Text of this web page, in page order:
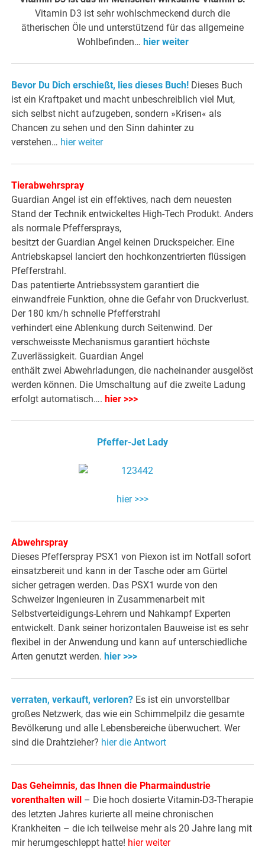
Vitamin D3 ist sehr wohlschmeckend durch die
ätherischen Öle und unterstützend für das allgemeine
Wohlbefinden… hier weiter
Bevor Du Dich erschießt, lies dieses Buch! Dieses Buch
ist ein Kraftpaket und macht unbeschreiblich viel Mut,
sich selbst nicht aufzugeben, sondern »Krisen« als
Chancen zu sehen und den Sinn dahinter zu
verstehen… hier weiter
Tierabwehrspray
Guardian Angel ist ein effektives, nach dem neuesten
Stand der Technik entwickeltes High-Tech Produkt. Anders
als normale Pfeffersprays,
besitzt der Guardian Angel keinen Druckspeicher. Eine
Antriebskapsel lanciert den hochkonzentrierten flüssigen
Pfefferstrahl.
Das patentierte Antriebssystem garantiert die
einwandfreie Funktion, ohne die Gefahr von Druckverlust.
Der 180 km/h schnelle Pfefferstrahl
verhindert eine Ablenkung durch Seitenwind. Der
verschweisste Mechanismus garantiert höchste
Zuverlässigkeit. Guardian Angel
enthält zwei Abwehrladungen, die nacheinander ausgelöst
werden können. Die Umschaltung auf die zweite Ladung
erfolgt automatisch…. hier >>>
Pfeffer-Jet Lady
hier >>>
Abwehrspray
Dieses Pfefferspray PSX1 von Piexon ist im Notfall sofort
einsatzbereit und kann in der Tasche oder am Gürtel
sicher getragen werden. Das PSX1 wurde von den
Schweizer Ingenieuren in Zusammenarbeit mit
Selbstverteidigungs-Lehrern und Nahkampf Experten
entwickelt. Dank seiner horizontalen Bauweise ist es sehr
flexibel in der Anwendung und kann auf unterschiedliche
Arten genutzt werden. hier >>>
verraten, verkauft, verloren? Es ist ein unvorstellbar
großes Netzwerk, das wie ein Schimmelpilz die gesamte
Bevölkerung und alle Lebensbereiche überwuchert. Wer
sind die Drahtzieher? hier die Antwort
Das Geheimnis, das Ihnen die Pharmaindustrie
vorenthalten will
– Die hoch dosierte Vitamin-D3-Therapie
des letzten Jahres kurierte all meine chronischen
Krankheiten – die ich teilweise mehr als 20 Jahre lang mit
mir herumgeschleppt hatte! hier weiter